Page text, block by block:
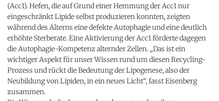
(Acc1). Hefen, die auf Grund einer Hemmung der Acc1 nur
eingeschränkt Lipide selbst produzieren konnten, zeigten
während des Alterns eine defekte Autophagie und eine deutlich
erhöhte Sterberate. Eine Aktivierung der Acc1 förderte dagegen
die Autophagie-Kompetenz alternder Zellen. „Das ist ein
wichtiger Aspekt für unser Wissen rund um diesen Recycling-
Prozess und rückt die Bedeutung der Lipogenese, also der
Neubildung von Lipiden, in ein neues Licht“, fasst Eisenberg
zusammen.